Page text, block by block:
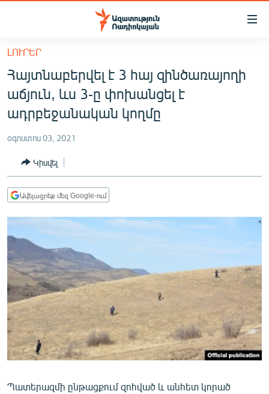
Մատչելիության
հիմնական
բովանդակությանը
Անցնել
հիմնական
մենյուին
ՀԱՅԱՍՏԱՆ
ՔԱՂԱՔԱԿԱՆ
ՀԱՍԱՐԱԿՈՒԹՅՈՒՆ
ՏՆՏԵՍՈՒԹՅՈՒՆ
ՂԱՐԱԲԱՂ
ՊԱՏԵՐԱԶՄԻ 6 ՇԱԲԱԹՆԵՐԸ
ՏԱՐԱԾԱՇՐՋԱՆ
ՄԻՋԱԶԳԱՅԻՆ
ՄՇԱԿՈՒՅԹ
ՍՊՈՐՏ
ՄԵԿՆԱԲԱՆՈՒԹՅՈՒՆ
ԿՈՐՈՆԱՎԻՐՈՒՍ
ԼՈՒՐԵՐ
Հայտնաբերվել է 3 հայ զինծառայողի
աճյուն, ևս 3-ը փոխանցել է
ադրբեջանական կողմը
օգոստոս 03, 2021
Կիսվել
Ավելացրեք մեզ Google-ում
Պատերազմի ընթացքում զոհված և անհետ կորած